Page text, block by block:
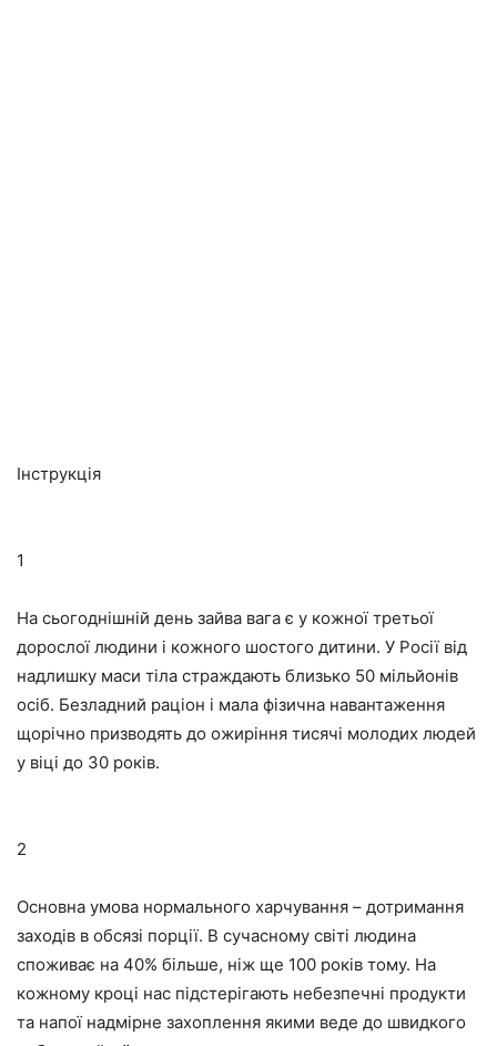
Інструкція
1
На сьогоднішній день зайва вага є у кожної третьої
дорослої людини і кожного шостого дитини. У Росії від
надлишку маси тіла страждають близько 50 мільйонів
осіб. Безладний раціон і мала фізична навантаження
щорічно призводять до ожиріння тисячі молодих людей
у віці до 30 років.
2
Основна умова нормального харчування – дотримання
заходів в обсязі порції. В сучасному світі людина
споживає на 40% більше, ніж ще 100 років тому. На
кожному кроці нас підстерігають небезпечні продукти
та напої надмірне захоплення якими веде до швидкого